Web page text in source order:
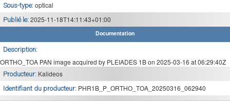
Sous-type: optical
Publié le: 2025-11-18T14:11:43+01:00
Documentation
Description:
ORTHO_TOA PAN image acquired by PLEIADES 1B on 2025-03-16 at 06:29:40Z
Producteur: Kalideos
Identifiant du producteur: PHR1B_P_ORTHO_TOA_20250316_062940